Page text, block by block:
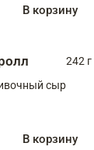
В корзину
242 г
сыр
В корзину